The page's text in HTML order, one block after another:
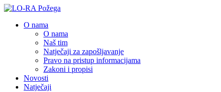
O nama
O nama
Naš tim
Natječaji za zapošljavanje
Pravo na pristup informacijama
Zakoni i propisi
Novosti
Natječaji